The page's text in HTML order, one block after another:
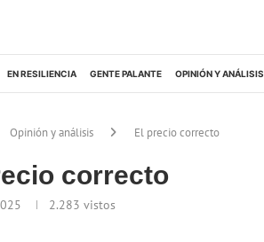
EN RESILIENCIA GENTE PALANTE OPINIÓN Y ANÁLISIS
Opinión y análisis El precio correcto
correcto
2.283 vistos